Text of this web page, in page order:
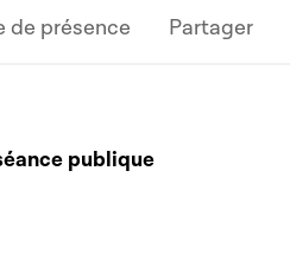
de présence Partager
publique